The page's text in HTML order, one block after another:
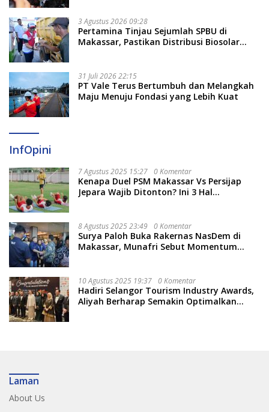
3 Agustus 2026 09:28
Pertamina Tinjau Sejumlah SPBU di
Makassar, Pastikan Distribusi Biosolar
31 Juli 2026 22:15
PT Vale Terus Bertumbuh dan Melangkah
Maju Menuju Fondasi yang Lebih Kuat
InfOpini
7 Agustus 2025 15:27 0 Komentar
Kenapa Duel PSM Makassar Vs Persijap
Jepara Wajib Ditonton? Ini 3 Hal
8 Agustus 2025 23:49 0 Komentar
Surya Paloh Buka Rakernas NasDem di
Makassar, Munafri Sebut Momentum
10 Agustus 2025 19:37 0 Komentar
Hadiri Selangor Tourism Industry Awards,
Aliyah Berharap Semakin Optimalkan
Laman
About Us